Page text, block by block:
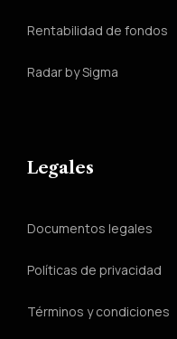
Rentabilidad de fondos
Radar by Sigma
Legales
Documentos legales
Políticas de privacidad
Términos y condiciones